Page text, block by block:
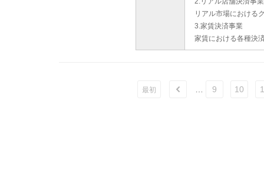
リアル市場における
3.家賃決済事業
家賃における各種決
最初 ù 9 10